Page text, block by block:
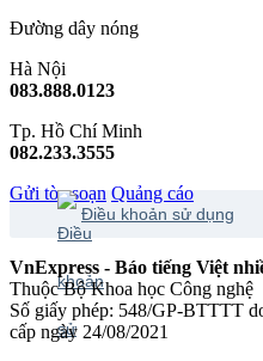
Đường dây nóng
Hà Nội
083.888.0123
Tp. Hồ Chí Minh
082.233.3555
Gửi tòa soạn Quảng cáo
Điều khoản sử dụng
VnExpress - Báo tiếng Việt
Thuộc Bộ Khoa học Công nghệ
Số giấy phép: 548/GP-BTTTT
cấp ngày 24/08/2021